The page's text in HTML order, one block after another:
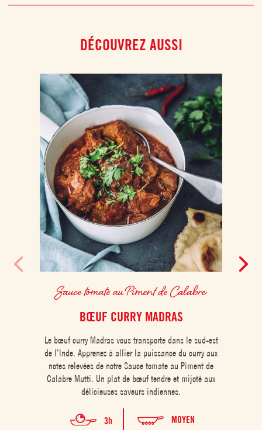
DÉCOUVREZ AUSSI
Sauce tomate au Piment de Calabre
BŒUF CURRY MADRAS
Le bœuf curry Madras vous transporte dans le sud-est
de l’Inde. Apprenez à allier la puissance du curry aux
notes relevées de notre Sauce tomate au Piment de
Calabre Mutti. Un plat de bœuf tendre et mijoté aux
délicieuses saveurs indiennes.
3h MOYEN